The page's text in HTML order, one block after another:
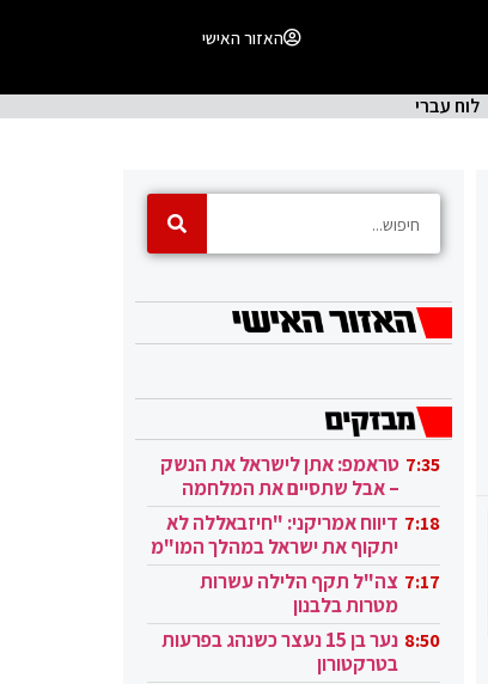
האזור האישי
לוח עברי
7:35 טראמפ: אתן לישראל את הנשק
– אבל שתסיים את המלחמה
בעזה 7:18 דיווח אמריקני: "חיזבאללה לא
יתקוף את ישראל במהלך המו"מ
בקטאר" 7:17 צה"ל תקף הלילה עשרות
מטרות בלבנון
8:50
נער בן 15 נעצר כשנהג בפרעות
בטרקטורון